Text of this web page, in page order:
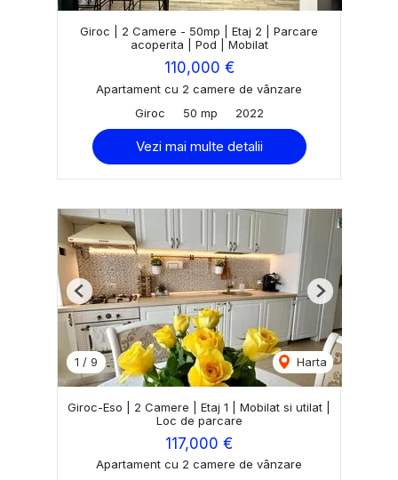
Giroc | 2 Camere - 50mp | Etaj 2 | Parcare
acoperita | Pod | Mobilat
110,000 €
Apartament cu 2 camere de vânzare
Giroc
50 mp 2022
Vezi mai multe detalii
1 / 9 Harta
Previous Next
Giroc-Eso | 2 Camere | Etaj 1 | Mobilat si utilat |
Loc de parcare
117,000 €
Apartament cu 2 camere de vânzare